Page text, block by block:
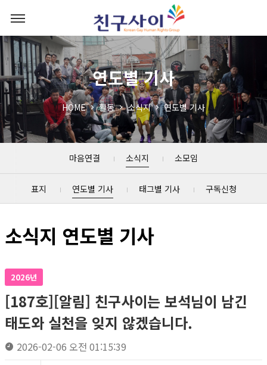
연도별 기사
HOME 활동 소식지 연도별 기사
마음연결 소식지 소모임
표지 연도별 기사 태그별 기사 구독신청
소식지 연도별 기사
2026년
[187호][알림] 친구사이는 보석님이 남긴
태도와 실천을 잊지 않겠습니다.
2026-02-06 오전 01:15:39